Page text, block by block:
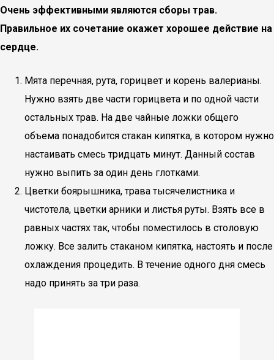
Очень эффективными являются сборы трав.
Правильное их сочетание окажет хорошее действие на
сердце.
Мята перечная, рута, горицвет и корень валерианы.
Нужно взять две части горицвета и по одной части
остальных трав. На две чайные ложки общего
объема понадобится стакан кипятка, в котором нужно
настаивать смесь тридцать минут. Данный состав
нужно выпить за один день глотками.
Цветки боярышника, трава тысячелистника и
чистотела, цветки арники и листья руты. Взять все в
равных частях так, чтобы поместилось в столовую
ложку. Все залить стаканом кипятка, настоять и после
охлаждения процедить. В течение одного дня смесь
надо принять за три раза.